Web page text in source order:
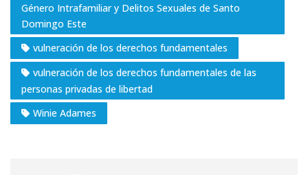
Género Intrafamiliar y Delitos Sexuales de Santo
Domingo Este
vulneración de los derechos fundamentales
vulneración de los derechos fundamentales de las
personas privadas de libertad
Winie Adames